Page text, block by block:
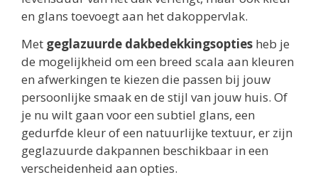
en glans toevoegt aan het dakoppervlak.
Met geglazuurde dakbedekkingsopties heb je
de mogelijkheid om een breed scala aan kleuren
en afwerkingen te kiezen die passen bij jouw
persoonlijke smaak en de stijl van jouw huis. Of
je nu wilt gaan voor een subtiel glans, een
gedurfde kleur of een natuurlijke textuur, er zijn
geglazuurde dakpannen beschikbaar in een
verscheidenheid aan opties.